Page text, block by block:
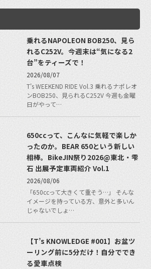
乗れるNAPOLEON BOB250、見ら
れるC252V。今週末は“気になる2
台”をティーズで！
2026/08/07
T's WEEKEND RIDE Vol.3 乗れるナポレオ
ンBOB250、見られるC252V 今週も金曜
日がやって…
650ccって、こんなに気軽で楽しか
ったのか。BEAR 650という新しい
相棒。BikeJIN祭り2026@東北・雫
石 出展予定車両紹介 Vol.1
2026/08/06
「650ccって大きくて重そう…」 そんな
イメージを持っている方、意外と多いん
じゃないでしょ…
【T’s KNOWLEDGE #001】お盆ツ
ーリング前に5分だけ！自分ででき
る愛車点検